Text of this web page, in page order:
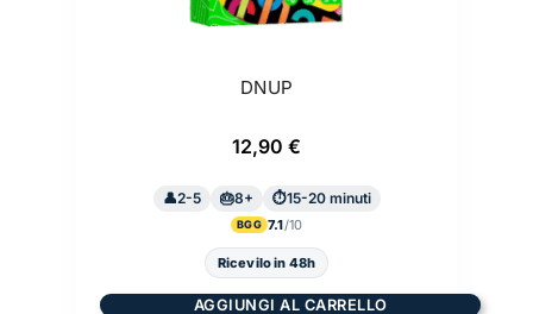
DNUP
12,90 €
2-5 8+ 15-20 minuti
BGG 7.1
Ricevilo in 48h
AGGIUNGI AL CARRELLO